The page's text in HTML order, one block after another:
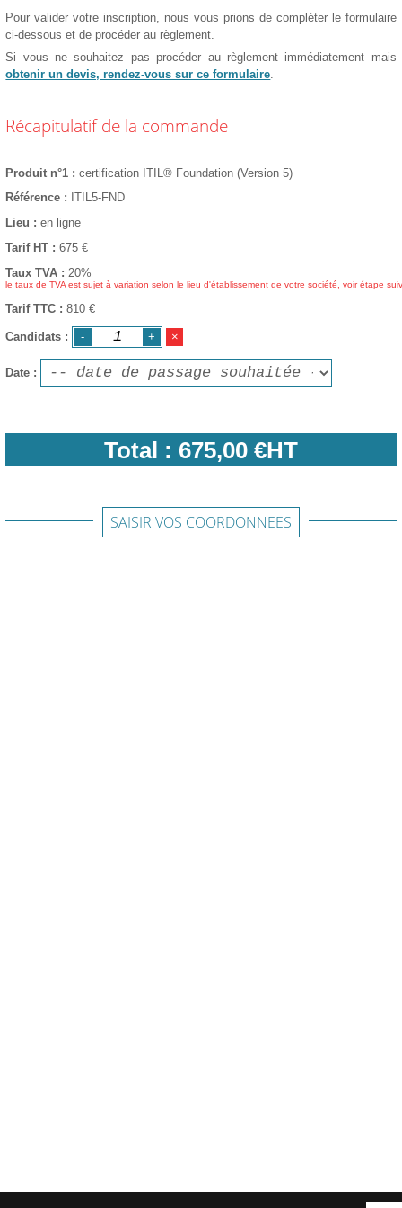
Pour valider votre inscription, nous vous prions de compléter le formulaire
ci-dessous et de procéder au règlement.
Si vous ne souhaitez pas procéder au règlement immédiatement mais
obtenir un devis, rendez-vous sur ce formulaire
Récapitulatif de la commande
Produit n°1
certification ITIL® Foundation (Version 5)
Référence
ITIL5-FND
Lieu
en ligne
Tarif HT
675 €
Taux TVA
20%
le taux de TVA est sujet à variation selon le lieu d'établissement de votre société, voir étape
Tarif TTC 810 €
Candidats
Date
Total : 675,00 €HT
SAISIR VOS COORDONNEES